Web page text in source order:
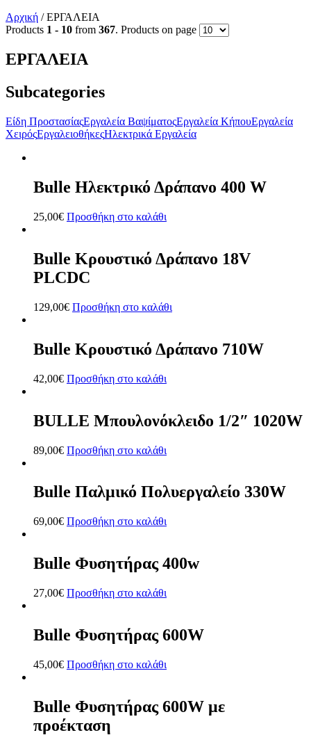
Αρχική / ΕΡΓΑΛΕΙΑ
Products 1 - 10 from 367. Products on page
ΕΡΓΑΛΕΙΑ
Subcategories
Είδη ΠροστασίαςΕργαλεία ΒαψίματοςΕργαλεία ΚήπουΕργαλεία
ΧειρόςΕργαλειοθήκεςΗλεκτρικά Εργαλεία
Bulle Ηλεκτρικό Δράπανο 400 W
25,00€ Προσθήκη στο καλάθι
Bulle Κρουστικό Δράπανο 18V
PLCDC
129,00€ Προσθήκη στο καλάθι
Bulle Κρουστικό Δράπανο 710W
42,00€ Προσθήκη στο καλάθι
BULLE Μπουλονόκλειδο 1/2″ 1020W
89,00€ Προσθήκη στο καλάθι
Bulle Παλμικό Πολυεργαλείο 330W
69,00€ Προσθήκη στο καλάθι
Bulle Φυσητήρας 400w
27,00€ Προσθήκη στο καλάθι
Bulle Φυσητήρας 600W
45,00€ Προσθήκη στο καλάθι
Bulle Φυσητήρας 600W με
προέκταση